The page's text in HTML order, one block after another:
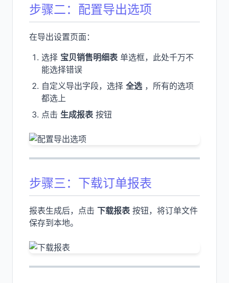
步骤二：配置导出选项
在导出设置页面：
选择 宝贝销售明细表单选框，此处千万不
能选择错误
自定义导出字段，选择 全选 ，所有的选项
都选上
点击 生成报表按钮
步骤三：下载订单报表
报表生成后，点击 下载报表按钮，将订单文件
保存到本地。